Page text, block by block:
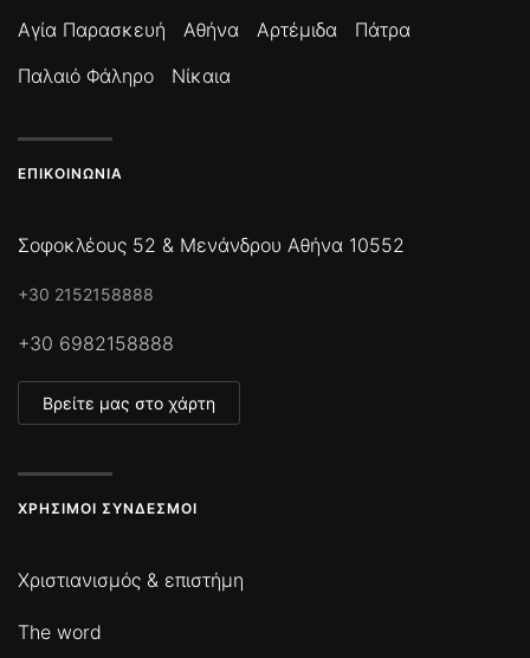
Αγία Παρασκευή
Αθήνα Αρτέμιδα
Πάτρα
Παλαιό Φάληρο
Νίκαια
ΕΠΙΚΟΙΝΩΝΊΑ
Σοφοκλέους 52 & Μενάνδρου Αθήνα 10552
+30 2152158888
+30 6982158888
Βρείτε μας στο χάρτη
ΧΡΉΣΙΜΟΙ ΣΎΝΔΕΣΜΟΙ
Χριστιανισμός & επιστήμη
The word